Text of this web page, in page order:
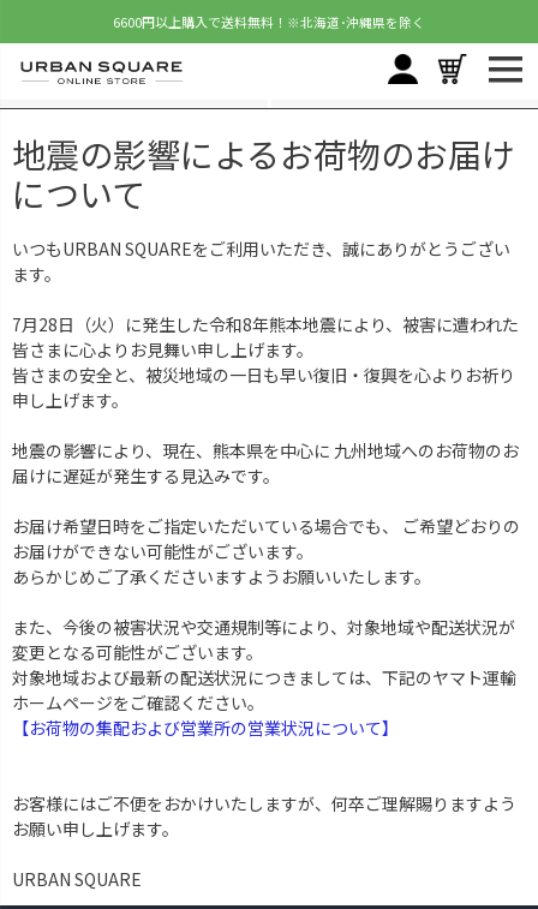
6600円以上購入で送料無料！ ※北海道･沖縄県を除く
地震の影響によるお荷物のお届け
について
いつもURBAN SQUAREをご利用いただき、誠にありがとうござい
ます。
7月28日（火）に発生した令和8年熊本地震により、被害に遭われた
皆さまに心よりお見舞い申し上げます。
皆さまの安全と、被災地域の一日も早い復旧・復興を心よりお祈り
申し上げます。
地震の影響により、現在、熊本県を中心に 九州地域へのお荷物のお
届けに遅延が発生する見込みです。
お届け希望日時をご指定いただいている場合でも、 ご希望どおりの
お届けができない可能性がございます。
あらかじめご了承くださいますようお願いいたします。
また、今後の被害状況や交通規制等により、対象地域や配送状況が
変更となる可能性がございます。
対象地域および最新の配送状況につきましては、下記のヤマト運輸
ホームページをご確認ください。
【お荷物の集配および営業所の営業状況について】
お客様にはご不便をおかけいたしますが、何卒ご理解賜りますよう
お願い申し上げます。
URBAN SQUARE